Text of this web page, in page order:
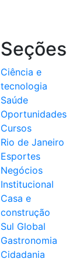
Seções
Ciência e
tecnologia
Saúde
Oportunidades
Cursos
Rio de Janeiro
Esportes
Negócios
Institucional
Casa e
construção
Sul Global
Gastronomia
Cidadania